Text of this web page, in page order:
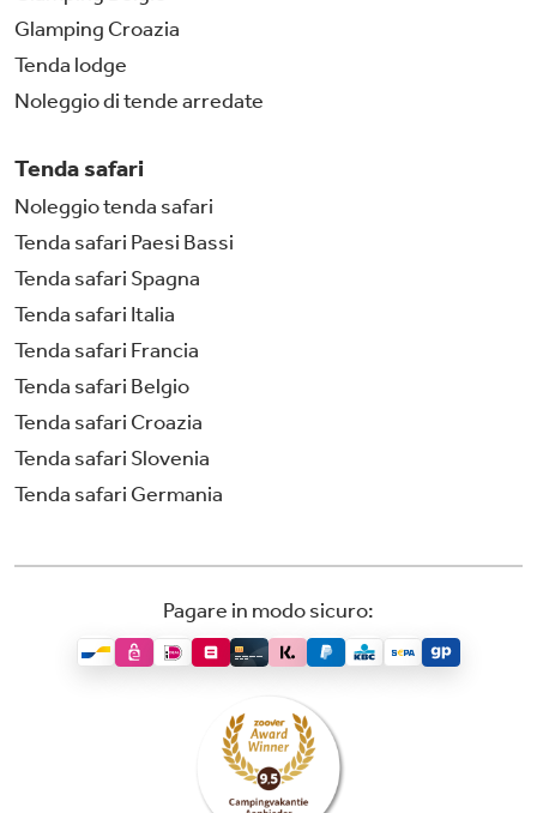
Glamping Croazia
Tenda lodge
Noleggio di tende arredate
Tenda safari
Noleggio tenda safari
Tenda safari Paesi Bassi
Tenda safari Spagna
Tenda safari Italia
Tenda safari Francia
Tenda safari Belgio
Tenda safari Croazia
Tenda safari Slovenia
Tenda safari Germania
Pagare in modo sicuro: